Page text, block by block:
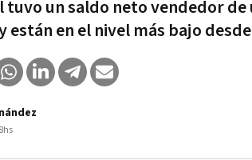
tuvo un saldo neto vendedor
están en el nivel más bajo